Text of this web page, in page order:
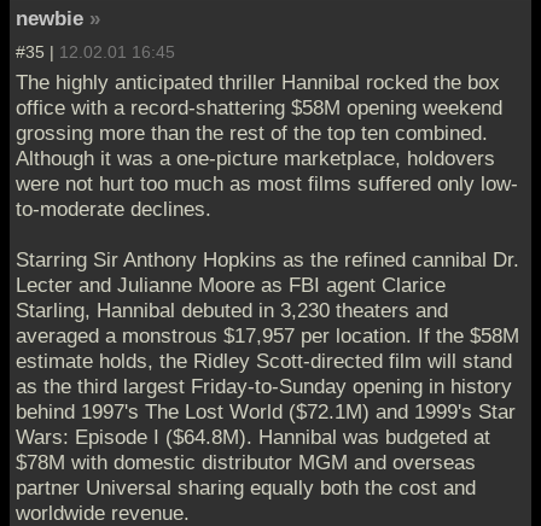
newbie »
#35 | 12.02.01 16:45
The highly anticipated thriller Hannibal rocked the box
office with a record-shattering $58M opening weekend
grossing more than the rest of the top ten combined.
Although it was a one-picture marketplace, holdovers
were not hurt too much as most films suffered only low-
to-moderate declines.
Starring Sir Anthony Hopkins as the refined cannibal Dr.
Lecter and Julianne Moore as FBI agent Clarice
Starling, Hannibal debuted in 3,230 theaters and
averaged a monstrous $17,957 per location. If the $58M
estimate holds, the Ridley Scott-directed film will stand
as the third largest Friday-to-Sunday opening in history
behind 1997's The Lost World ($72.1M) and 1999's Star
Wars: Episode I ($64.8M). Hannibal was budgeted at
$78M with domestic distributor MGM and overseas
partner Universal sharing equally both the cost and
worldwide revenue.